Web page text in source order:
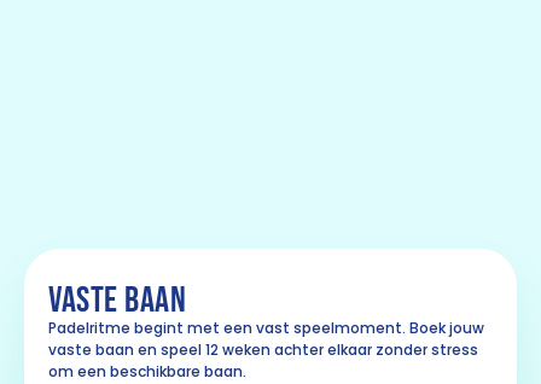
VASTE BAAN
Padelritme begint met een vast speelmoment. Boek jouw
vaste baan en speel 12 weken achter elkaar zonder stress
om een beschikbare baan.